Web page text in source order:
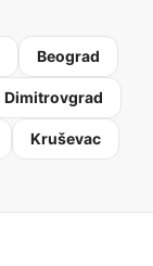
Beograd
Dimitrovgrad
Kruševac